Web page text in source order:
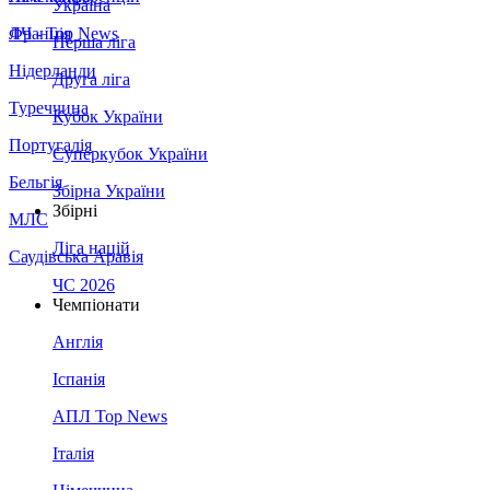
Франція
Нідерланди
Туреччина
Португалія
Бельгія
МЛС
Саудівська Аравія
ЛЧ - Top News
Україна
Перша ліга
Друга ліга
Кубок України
Суперкубок України
Збірна України
Збірні
Ліга націй
ЧС 2026
Чемпіонати
Англія
Іспанія
АПЛ Top News
Італія